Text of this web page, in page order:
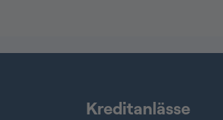
Kreditanlässe